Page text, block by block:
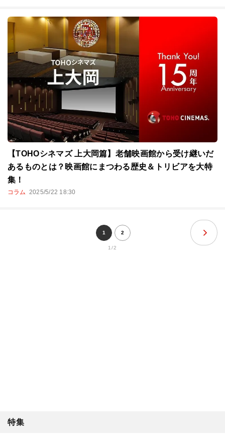
【TOHOシネマズ 上大岡篇】老舗映画館から受け継いだ
あるものとは？映画館にまつわる歴史＆トリビアを大特
集！
コラム 2025/5/22 18:30
1 2
1/2
特集